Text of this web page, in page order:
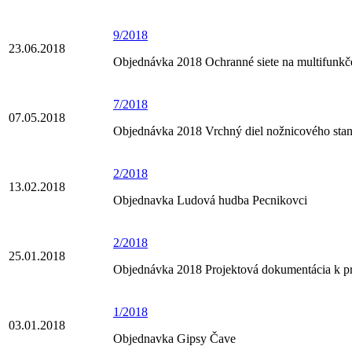
23.06.2018
9/2018
Objednávka 2018 Ochranné siete na
07.05.2018
7/2018
Objednávka 2018 Vrchný diel nožnicového
13.02.2018
2/2018
Objednavka Ludová hudba Pecnikovci
25.01.2018
2/2018
Objednávka 2018 Projektová dokumentácia k
03.01.2018
1/2018
Objednavka Gipsy Čave